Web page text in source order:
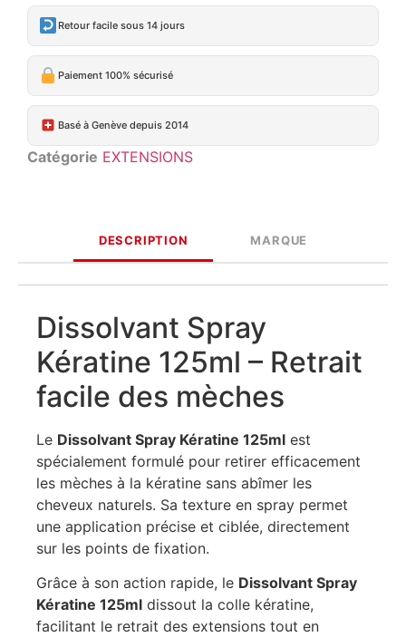
Retour facile sous 14 jours
Paiement 100% sécurisé
Basé à Genève depuis 2014
Catégorie EXTENSIONS
DESCRIPTION MARQUE
Dissolvant Spray
Kératine 125ml – Retrait
facile des mèches
Le Dissolvant Spray Kératine 125ml est
spécialement formulé pour retirer efficacement
les mèches à la kératine sans abîmer les
cheveux naturels. Sa texture en spray permet
une application précise et ciblée, directement
sur les points de fixation.
Grâce à son action rapide, le Dissolvant Spray
Kératine 125ml dissout la colle kératine,
facilitant le retrait des extensions tout en